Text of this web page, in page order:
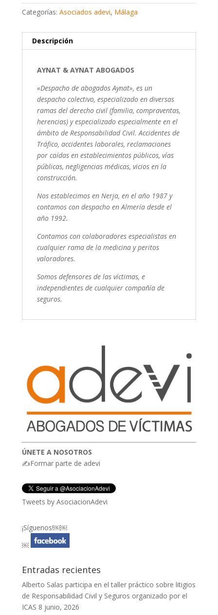
Categorías: Asociados adevi, Málaga
Descripción
AYNAT & AYNAT ABOGADOS
«Despacho de abogados Aynat», es un
despacho colectivo, especializado en diversas
ramas del derecho civil (familia, compraventas,
herencias) y especializado especialmente en el
ámbito de Responsabilidad Civil. Accidentes de
Tráfico, accidentes laborales, reclamaciones
por caídas en establecimientos públicos, vías
públicas, negligencias médicas, vicios en la
construcción.
Nos establecimos en Nerja, en el año 1987 y
contamos con despacho en Almería desde el
año 1992.
Contamos con colaboradores especialistas en
cualquier rama de la medicina y peritos
valoradores.
Somos defensores de las víctimas, e
independientes de cualquier compañía de
seguros.
ÚNETE A NOSOTROS
✍Formar parte de adevi
Tweets by AsociacionAdevi
¡Síguenos!￼￼
￼
Entradas recientes
Alberto Salas participa en el taller práctico sobre litigios
de Responsabilidad Civil y Seguros organizado por el
ICAS 8 junio, 2026